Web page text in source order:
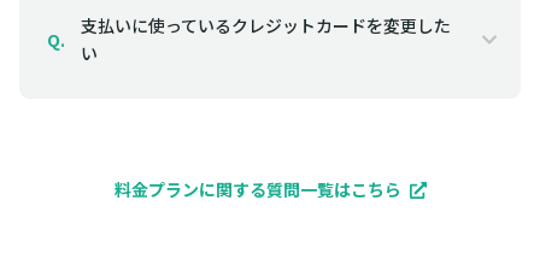
Q.
支払いに使っているクレジットカードを変更した
い
料金プランに関する質問一覧はこちら